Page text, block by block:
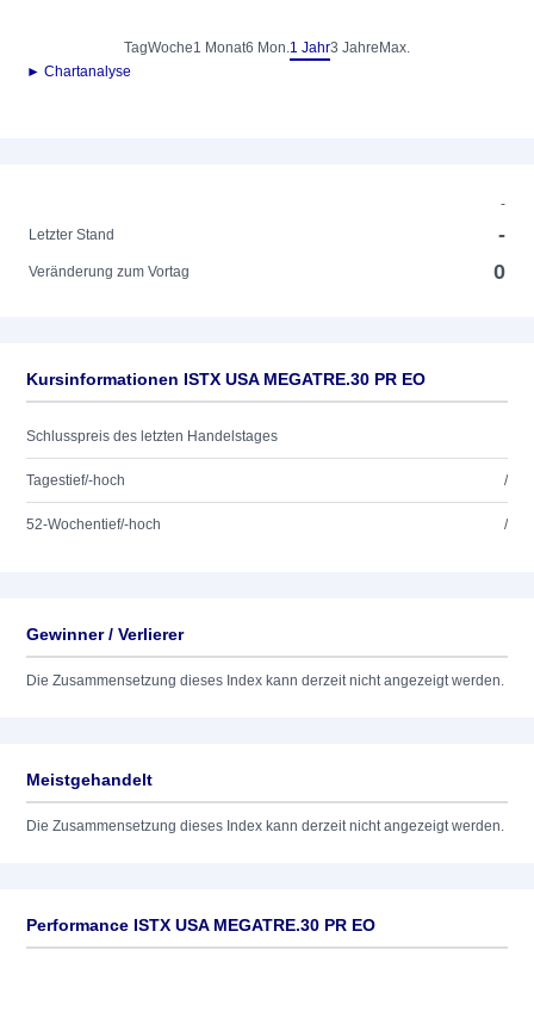
TagWoche1 Monat6 Mon.1 Jahr3 Jahre Max.
► Chartanalyse
-
Letzter Stand
-
Veränderung zum Vortag 0
Kursinformationen ISTX USA MEGATRE.30 PR EO
Schlusspreis des letzten Handelstages
Tagestief/-hoch /
52-Wochentief/-hoch /
Gewinner / Verlierer
Die Zusammensetzung dieses Index kann derzeit nicht angezeigt werden.
Meistgehandelt
Die Zusammensetzung dieses Index kann derzeit nicht angezeigt werden.
Performance ISTX USA MEGATRE.30 PR EO